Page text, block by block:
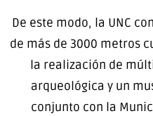
De este modo, la UNC
de más de 3000 metros
la realización de
arqueológica y un
conjunto con la